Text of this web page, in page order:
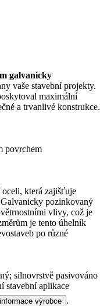
galvanicky
vaše stavební projekty.
maximální
a trvanlivé konstrukce.
povrchem
která zajišťuje
pozinkovaný
vlivy, což je
je tento úhelník
po různé
silnovrstvě pasivováno
stavební aplikace
informace výrobce .